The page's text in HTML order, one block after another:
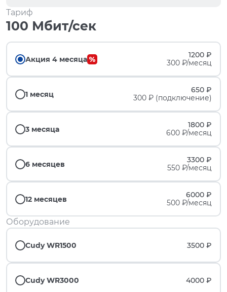
Тариф
100 Мбит/сек
Акция 4 месяца
1200 ₽
300 ₽/месяц
1 месяц
650 ₽
300 ₽ (подключение)
3 месяца
1800 ₽
600 ₽/месяц
6 месяцев
3300 ₽
550 ₽/месяц
12 месяцев
6000 ₽
500 ₽/месяц
Оборудование
Cudy WR1500 3500 ₽
Cudy WR3000 4000 ₽